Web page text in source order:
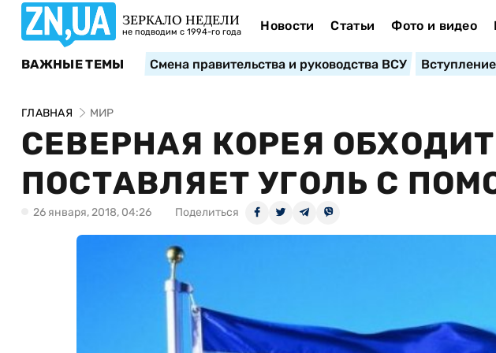
ЗЕРКАЛО НЕДЕЛИ
не подводим с 1994-го года Новости Статьи Фото и видео
ВАЖНЫЕ ТЕМЫ Смена правительства и руководства ВСУ
ГЛАВНАЯ МИР
СЕВЕРНАЯ КОРЕЯ
ПОСТАВЛЯЕТ УГОЛЬ С
26 января, 2018, 04:26 Поделиться